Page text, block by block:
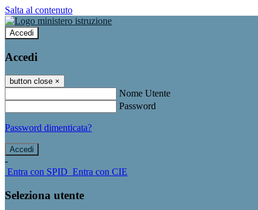
Salta al contenuto
Accedi
Accedi
button close ×
Nome Utente
Password
Password dimenticata?
-
Entra con SPID Entra con CIE
Seleziona utente